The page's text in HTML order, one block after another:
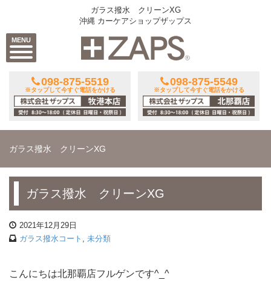
MENU
ガラス撥水 クリーンXG
沖縄 カーケアショップザップス
098-875-5519
※タップして今すぐ電話をかける
098-875-5549
※タップして今すぐ電話をかける
ガラス撥水 クリーンXG
ガラス撥水 クリーンXG
2021年12月29日
ガラス撥水コート
未分類
こんにちは北那覇店フルゲンです^_^